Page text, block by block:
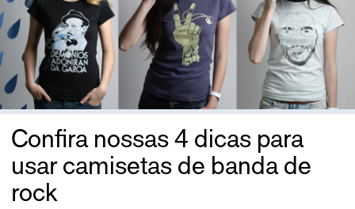
Confira nossas 4 dicas para
usar camisetas de banda de
rock